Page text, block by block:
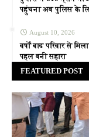
पहुंचना अब पुलिस के
August 10, 2026
वर्षों बाद परिवार से
पहल बनी सहारा
FEATURED POST